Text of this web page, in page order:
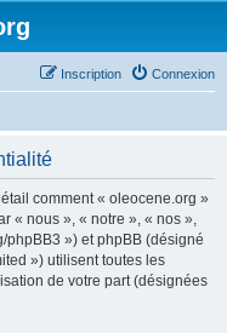
Connexion
Inscription
comment « oleocene.org »
« nous », « notre », « nos »,
phpBB3 ») et phpBB (désigné
») utilisent toutes les
de votre part (désignées